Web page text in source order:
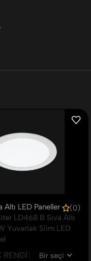
Altı LED Paneller
(0)
LD468 B Sıva Altı
Yuvarlak Slim LED
RENGI